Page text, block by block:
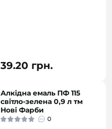
39.20 грн.
Алкідна емаль ПФ 115
світло-зелена 0,9 л тм
Нові Фарби
0